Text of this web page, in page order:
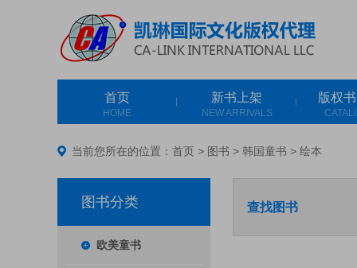
首页
HOME
新书上架
NEW ARRIVALS
版权
当前您所在的位置： 首页 > 图书 > 韩国童书 > 绘本
图书分类
欧美童书
查找图书